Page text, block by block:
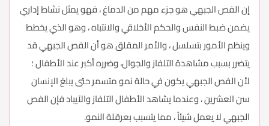
إن الفص الجبهي هو جزء مهم من الدماغ ، فهو يمثل نشاط إداري
يضمن ضبط النفس والحكم الأخلاقي والانتباه ، وهو الذي يخطط
وينظم الأمور بتسلسل ، والأمر المقلق هو أن الفص الجبهي قد
يتضرر بسبب مشاهدة التلفاز والجوال، وضرره أكبر عند الأطفال ؛
لأن الفص الجبهي يكون في حالة نمو متسمر حتى يبلغ الإنسان
سن العشرين ، وعندما يشاهد الأطفال التلفاز والآيباد فإن الفص
الجبهي لا يعمل شيئاً ، مما يتسبب بعرقلة النمو.